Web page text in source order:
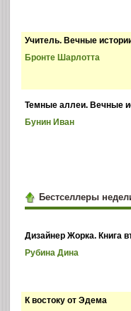
Учитель. Вечные
Бронте Шарлотта
Темные аллеи. Вечные
Бунин Иван
Бестселлеры
Дизайнер Жорка. Книга
Рубина Дина
К востоку от Эдема